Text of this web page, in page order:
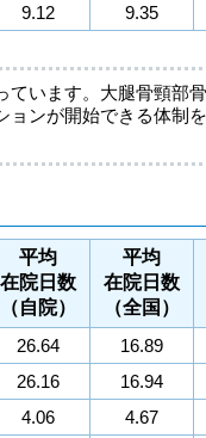
9.12 9.35
います。大腿骨頸部
ンが開始できる体制
平均
在院日数
（自院）
平均
在院日数
（全国）
26.64 16.89
26.16 16.94
4.06 4.67